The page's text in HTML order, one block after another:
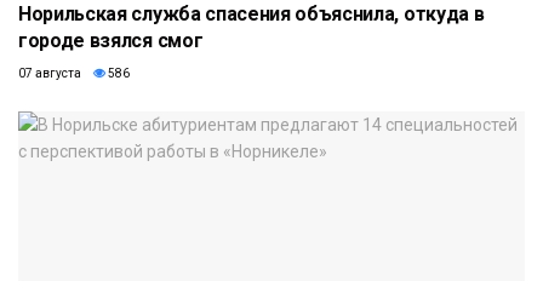
Норильская служба спасения объяснила, откуда в
городе взялся смог
07 августа 586